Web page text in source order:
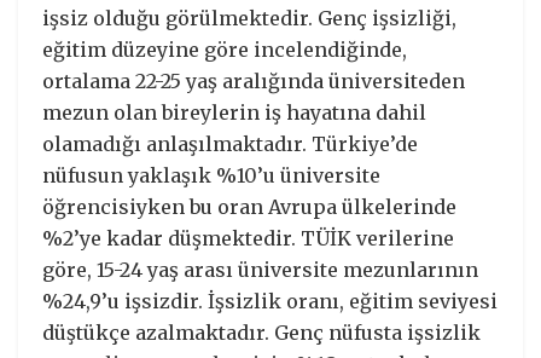
işsiz olduğu görülmektedir. Genç işsizliği,
eğitim düzeyine göre incelendiğinde,
ortalama 22-25 yaş aralığında üniversiteden
mezun olan bireylerin iş hayatına dahil
olamadığı anlaşılmaktadır. Türkiye’de
nüfusun yaklaşık %10’u üniversite
öğrencisiyken bu oran Avrupa ülkelerinde
%2’ye kadar düşmektedir. TÜİK verilerine
göre, 15-24 yaş arası üniversite mezunlarının
%24,9’u işsizdir. İşsizlik oranı, eğitim seviyesi
düştükçe azalmaktadır. Genç nüfusta işsizlik